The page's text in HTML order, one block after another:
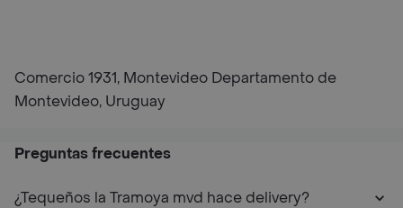
Comercio 1931, Montevideo Departamento de
Montevideo, Uruguay
Preguntas frecuentes
¿Tequeños la Tramoya mvd hace delivery?